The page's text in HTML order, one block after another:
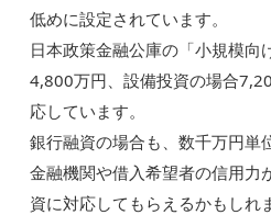
低めに設定されています。
日本政策金融公庫の「小規模向
4,800万円、設備投資の場合
応しています。
銀行融資の場合も、数千万円単
金融機関や借入希望者の信用力
資に対応してもらえるかもしれ